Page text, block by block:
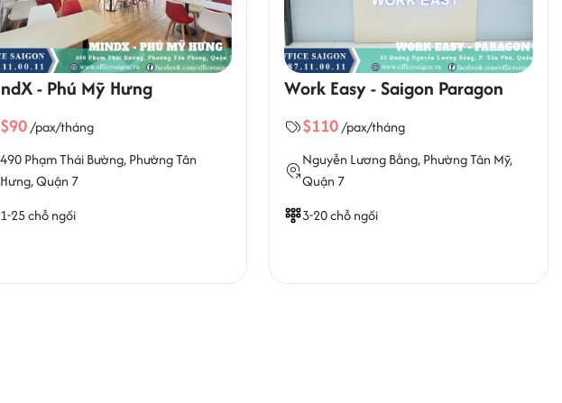
- Phú Mỹ Hưng
$90/pax/tháng
490 Phạm Thái Bường,Phường Tân
Hưng, Quận 7
1-25 chỗ ngồi
Work Easy - Saigon Paragon
$110/pax/tháng
Nguyễn Lương Bằng,Phường Tân Mỹ,
Quận 7
3-20 chỗ ngồi